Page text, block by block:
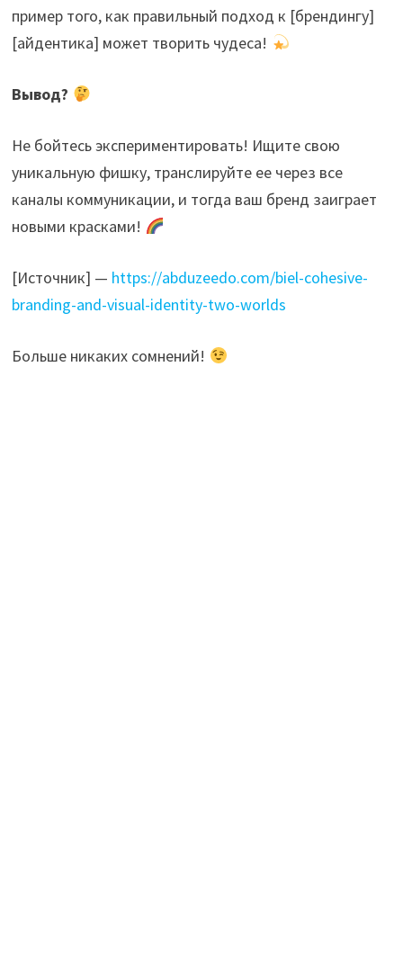
пример того, как правильный подход к [брендингу]
[айдентика] может творить чудеса!
Вывод?
Не бойтесь экспериментировать! Ищите свою
уникальную фишку, транслируйте ее через все
каналы коммуникации, и тогда ваш бренд заиграет
новыми красками!
[Источник] — https://abduzeedo.com/biel-cohesive-
branding-and-visual-identity-two-worlds
Больше никаких сомнений!